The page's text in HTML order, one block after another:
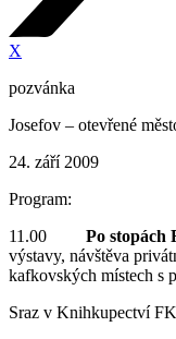
X
pozvánka
Josefov – otevřené
24. září 2009
Program:
11.00 Po stopách
výstavy, návštěva
kafkovských místech s
Sraz v Knihkupectví FK